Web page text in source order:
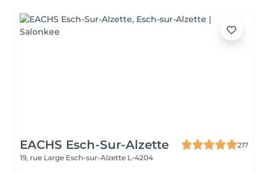
EACHS Esch-Sur-Alzette
217
19, rue Large Esch-sur-Alzette L-4204